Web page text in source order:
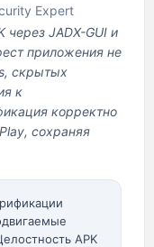
Expert
через JADX-GUI и
приложения не
скрытых
к
корректно
сохраняя
APK